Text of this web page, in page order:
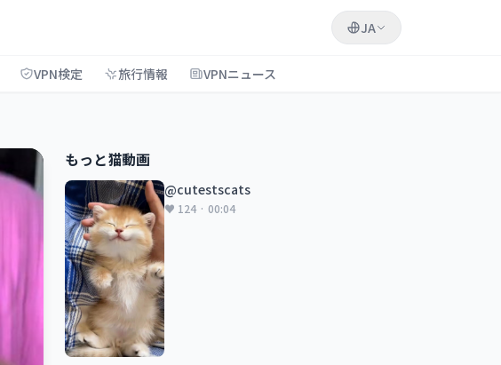
JA
VPN検定 旅行情報 VPNニュース
もっと猫動画
@cutestscats
♥ 124 · 00:04